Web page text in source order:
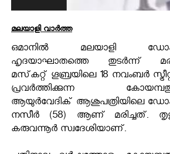
മലയാളി വാര്‍ത്ത
ഒമാനില്‍ മലയാളി
ഹൃദയാഘാതത്തെ തുടര്‍ന്ന്
മസ്‌കറ്റ് ഗൂബ്രയിലെ 18 നവംബര്‍
പ്രവര്‍ത്തിക്കുന്ന
ആയുര്‍വേദിക് ആശുപത്രിയിലെ
നസീര്‍ (58) ആണ് മരിച്ചത്.
കരുവന്നൂര്‍ സ്വദേശിയാണ്.